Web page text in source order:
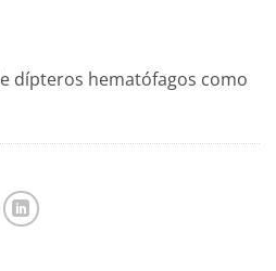
dípteros hematófagos como